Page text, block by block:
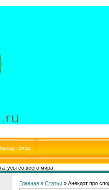
| Вход
со всего мира
Главная » Статьи » Анекдот про